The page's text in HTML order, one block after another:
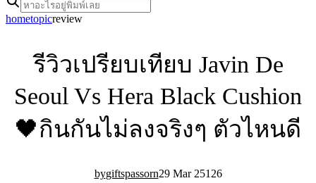
hometopicreview
รีวิวเปรียบเทียบ Javin De
Seoul Vs Hera Black Cushion
🖤กินกันไม่ลงจริงๆ ตัวไหนดี
giftspassorn29 Mar 25126